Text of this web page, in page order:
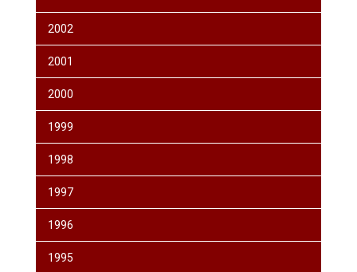
2002
2001
2000
1999
1998
1997
1996
1995